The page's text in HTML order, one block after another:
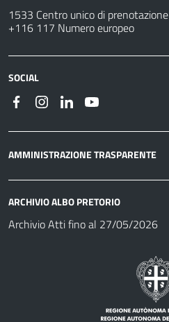
1533 Centro unico di prenotazione
+116 117 Numero europeo
SOCIAL
AMMINISTRAZIONE TRASPARENTE
ARCHIVIO ALBO PRETORIO
Archivio Atti fino al 27/05/2026